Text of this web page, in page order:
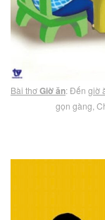
Bài thơGiờ ăn: Đến giờ
gọn gàng,